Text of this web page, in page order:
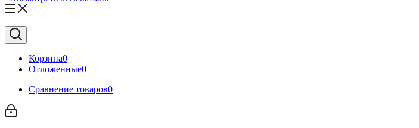
Корзина0
Отложенные0
Сравнение товаров0